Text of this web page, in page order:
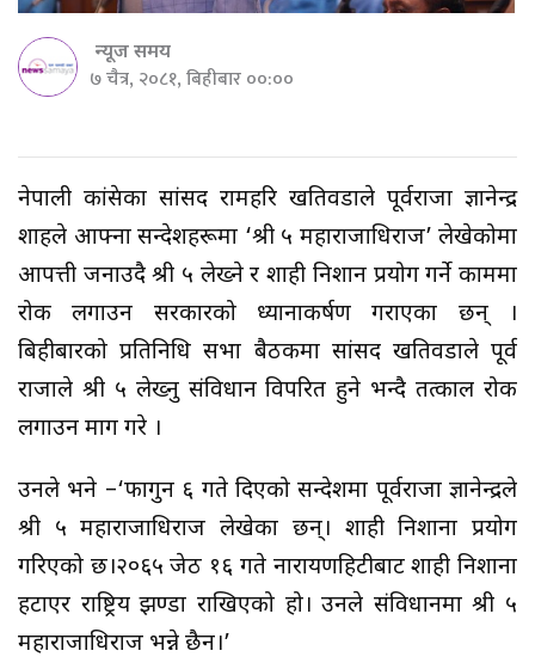
न्यूज समय
७ चैत्र, २०८१, बिहीबार ००:००
नेपाली कांग्रेसका सांसद रामहरि खतिवडाले पूर्वराजा ज्ञानेन्द्र
शाहले आफ्ना सन्देशहरूमा ‘श्री ५ महाराजाधिराज’ लेखेकोमा
आपत्ती जनाउदै श्री ५ लेख्ने र शाही निशान प्रयोग गर्ने काममा
रोक लगाउन सरकारको ध्यानाकर्षण गराएका छन् ।
बिहीबारको प्रतिनिधि सभा बैठकमा सांसद खतिवडाले पूर्व
राजाले श्री ५ लेख्नु संविधान विपरित हुने भन्दै तत्काल रोक
लगाउन माग गरे ।
उनले भने –‘फागुन ६ गते दिएको सन्देशमा पूर्वराजा ज्ञानेन्द्रले
श्री ५ महाराजाधिराज लेखेका छन्। शाही निशाना प्रयोग
गरिएको छ।२०६५ जेठ १६ गते नारायणहिटीबाट शाही निशाना
हटाएर राष्ट्रिय झण्डा राखिएको हो। उनले संविधानमा श्री ५
महाराजाधिराज भन्ने छैन।’